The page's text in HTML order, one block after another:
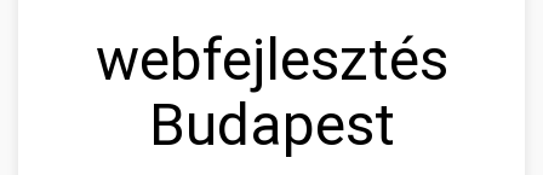
webfejlesztés
Budapest